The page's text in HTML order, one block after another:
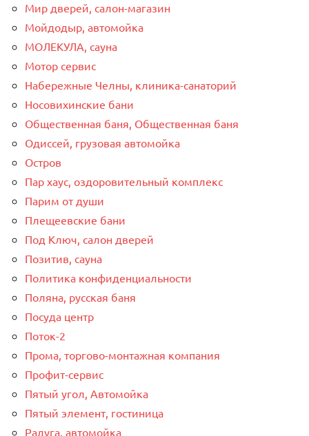
Мир дверей, салон-магазин
Мойдодыр, автомойка
МОЛЕКУЛА, сауна
Мотор сервис
Набережные Челны, клиника-санаторий
Носовихинские бани
Общественная баня, Общественная баня
Одиссей, грузовая автомойка
Остров
Пар хаус, оздоровительный комплекс
Парим от души
Плещеевские бани
Под Ключ, салон дверей
Позитив, сауна
Политика конфиденциальности
Поляна, русская баня
Посуда центр
Поток-2
Прома, торгово-монтажная компания
Профит-сервис
Пятый угол, Автомойка
Пятый элемент, гостиница
Радуга, автомойка